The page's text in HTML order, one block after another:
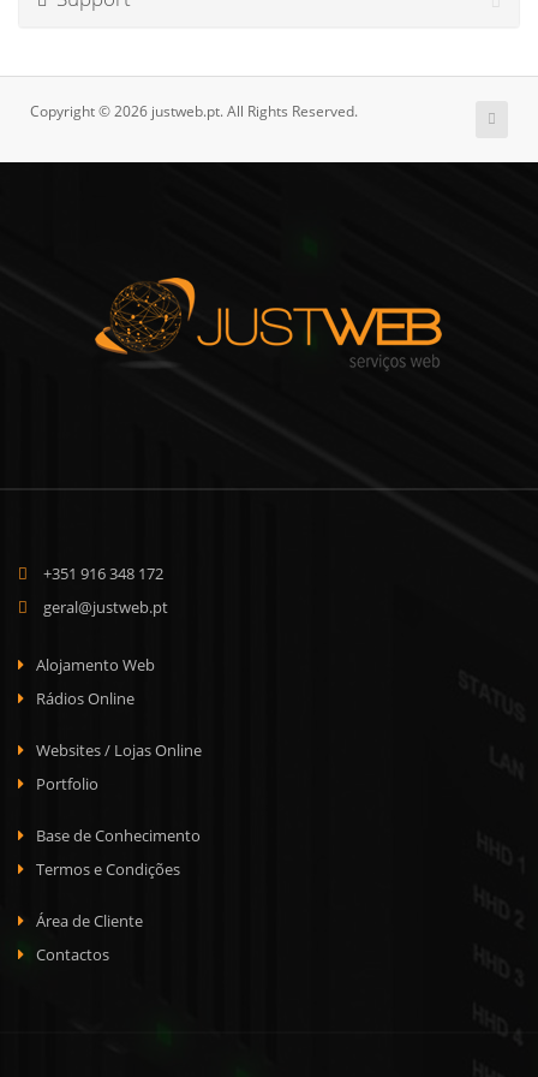
Copyright © 2026 justweb.pt. All Rights Reserved.
+351 916 348 172
geral@justweb.pt
Alojamento Web
Rádios Online
Websites / Lojas Online
Portfolio
Base de Conhecimento
Termos e Condições
Área de Cliente
Contactos